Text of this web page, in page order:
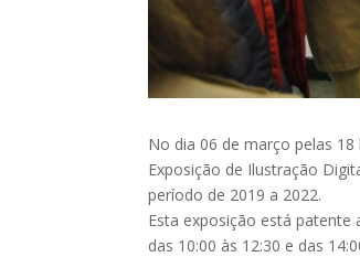
No dia 06 de março pelas
Exposição de Ilustração
período de 2019 a 2022.
Esta exposição está patente
das 10:00 às 12:30 e das